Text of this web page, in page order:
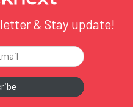
& Stay update!